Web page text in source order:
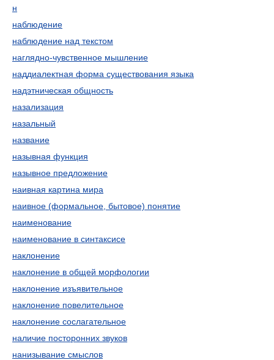
н
наблюдение
наблюдение над текстом
наглядно-чувственное мышление
наддиалектная форма существования языка
надэтническая общность
назализация
назальный
название
назывная функция
назывное предложение
наивная картина мира
наивное (формальное, бытовое) понятие
наименование
наименование в синтаксисе
наклонение
наклонение в общей морфологии
наклонение изъявительное
наклонение повелительное
наклонение сослагательное
наличие посторонних звуков
нанизывание смыслов